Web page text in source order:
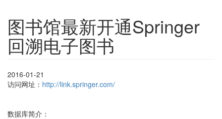
图书馆最新开通Springer
回溯电子图书
2016-01-21
访问网址： http://link.springer.com/
数据库简介：